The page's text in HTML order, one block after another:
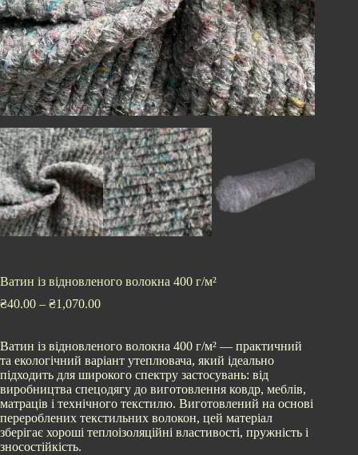
Ватин із відновленого волокна 400 г/м²
₴40.00 – ₴1,070.00
Ватин із відновленого волокна 400 г/м² — практичний
та екологічний варіант утеплювача, який ідеально
підходить для широкого спектру застосувань: від
виробництва спецодягу до виготовлення ковдр, меблів,
матраців і технічного текстилю. Виготовлений на основі
перероблених текстильних волокон, цей матеріал
зберігає хороші теплоізоляційні властивості, пружність і
зносостійкість.